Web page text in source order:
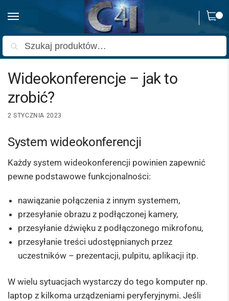
0
Strona główna Poradniki / Wideokonferencje – jak to zrobić?
Wideokonferencje – jak to
zrobić?
2 STYCZNIA 2023
System wideokonferencji
Każdy system wideokonferencji powinien zapewnić
pewne podstawowe funkcjonalności:
nawiązanie połączenia z innym systemem,
przesyłanie obrazu z podłączonej kamery,
przesyłanie dźwięku z podłączonego mikrofonu,
przesyłanie treści udostępnianych przez
uczestników – prezentacji, pulpitu, aplikacji itp.
W wielu sytuacjach wystarczy do tego komputer np.
laptop z kilkoma urządzeniami peryferyjnymi. Jeśli